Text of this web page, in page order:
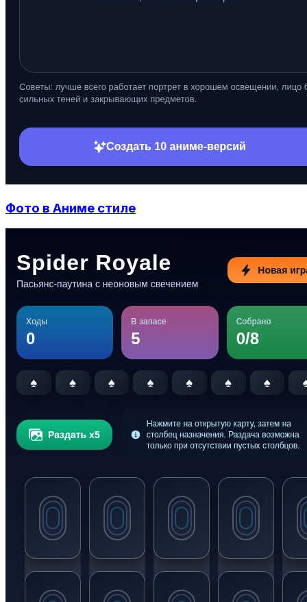
Фото в Аниме стиле